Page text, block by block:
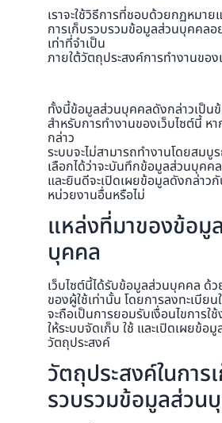
เราจะใช้วิธีการที่ชอบด้วยกฏหมาย
การเก็บรวบรวมข้อมูลส่วนบุคคลอ
เท่าที่จำเป็น
ภายใต้วัตถุประสงค์การทำงานของ
ทั้งนี้ข้อมูลส่วนบุคคลดังกล่าวเป็น
สำหรับการทำงานของเว็บไซต์นี้ ห
กล่าว
ระบบจะไม่สามารถทำงานโดยสมบู
เลือกได้ว่าจะบันทึกข้อมูลส่วนบุคค
และยินดีจะเปิดเผยข้อมูลดังกล่าว
หน่วยงานอื่นหรือไม่
แหล่งที่มาของข้อมู
บุคคล
เว็บไซต์นี้ได้รับข้อมูลส่วนบุคคล ด้
ของผู้ใช้เท่านั้น โดยการลงทะเบียน
จะถือเป็นการยอมรับเงื่อนไขการใ
ให้ระบบจัดเก็บ ใช้ และเปิดเผยข้อ
วัตถุประสงค์
วัตถุประสงค์ในการ
รวบรวมข้อมูลส่วน